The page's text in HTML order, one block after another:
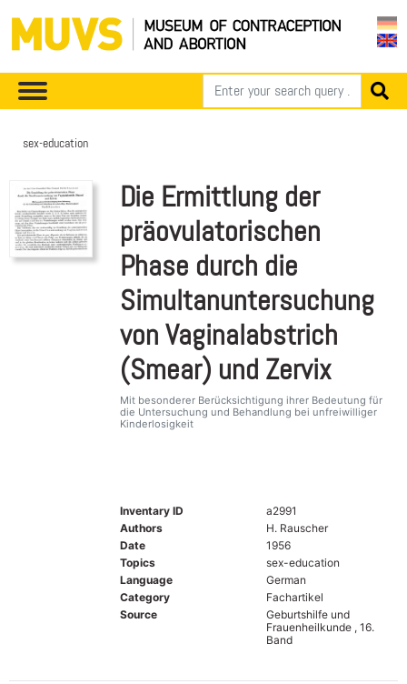
sex-education
Die Ermittlung der
präovulatorischen
Phase durch die
Simultanuntersuchung
von Vaginalabstrich
(Smear) und Zervix
Mit besonderer Berücksichtigung ihrer Bedeutung für
die Untersuchung und Behandlung bei unfreiwilliger
Kinderlosigkeit
Inventary ID
a2991
Authors
H. Rauscher
Date
1956
Topics
sex-education
Language
German
Category
Fachartikel
Source
Geburtshilfe und
Frauenheilkunde , 16.
Band